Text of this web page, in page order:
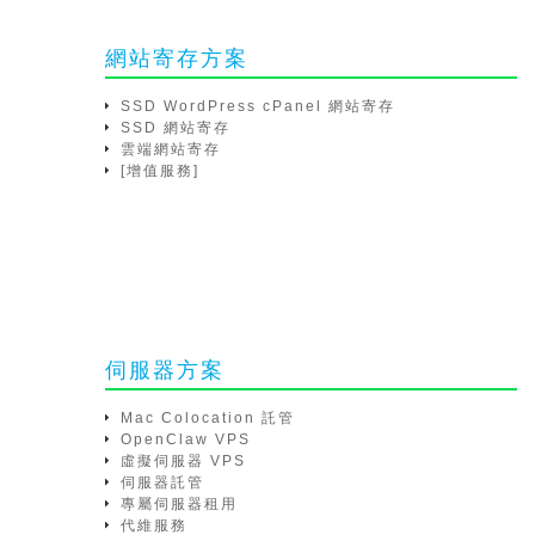
網站寄存方案
SSD WordPress cPanel 網站寄存
SSD 網站寄存
雲端網站寄存
[增值服務]
伺服器方案
Mac Colocation 託管
OpenClaw VPS
虛擬伺服器 VPS
伺服器託管
專屬伺服器租用
代維服務